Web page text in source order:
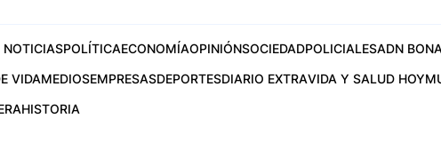
NOTICIASPOLÍTICAECONOMÍAOPINIÓNSOCIEDADPOLICIALESADN
VIDAMEDIOSEMPRESASDEPORTESDIARIO EXTRAVIDA Y SALUD HOY
HISTORIA